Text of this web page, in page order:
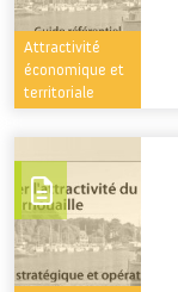
Attractivité
économique et
territoriale